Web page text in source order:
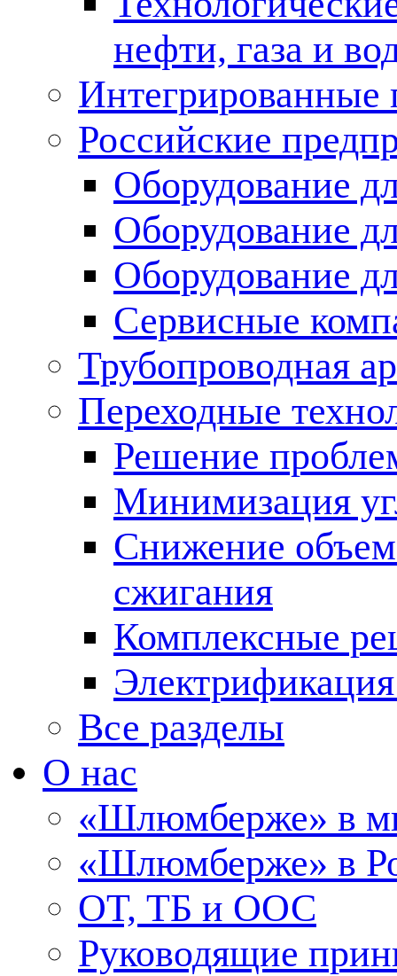
нефти, газа и
Российские
Оборудование
Оборудование
Оборудование
Сервисные
Трубопроводная
Переходные
Решение
Минимизация
Снижение
сжигания
Комплексные
Все разделы
О нас
«Шлюмберже» в
«Шлюмберже» в
ОТ, ТБ и ООС
Руководящие